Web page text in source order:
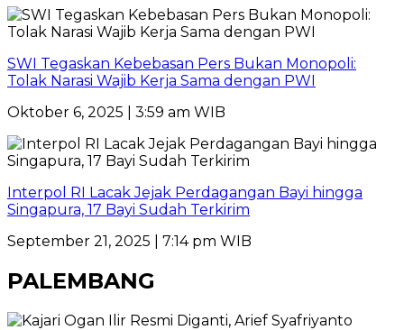
SWI Tegaskan Kebebasan Pers Bukan Monopoli:
Tolak Narasi Wajib Kerja Sama dengan PWI
Oktober 6, 2025 | 3:59 am WIB
Interpol RI Lacak Jejak Perdagangan Bayi hingga
Singapura, 17 Bayi Sudah Terkirim
September 21, 2025 | 7:14 pm WIB
PALEMBANG